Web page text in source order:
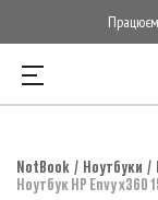
NotBook Ноутбуки
Ноутбук HP Envy x360